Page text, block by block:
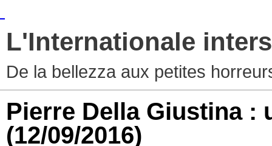
L'Internationale
De la bellezza aux petites
Pierre Della Giustina :
(12/09/2016)